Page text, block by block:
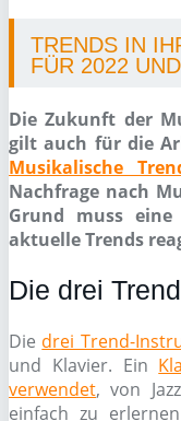
TRENDS IN
FÜR 2022
Die Zukunft der
gilt auch für die
Musikalische
Nachfrage nach
Grund muss
aktuelle Trends
Die drei
Die drei Trend-
und Klavier. Ein
verwendet, von
einfach zu